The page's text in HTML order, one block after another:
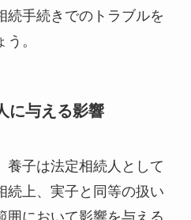
続手続きでのトラブルを
。
に与える影響
子は法定相続人として
続上、実子と同等の扱い
囲において影響を与える